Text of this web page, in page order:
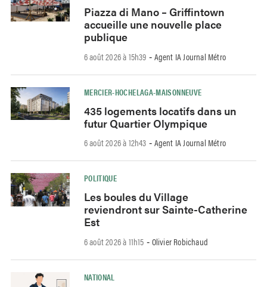
Piazza di Mano – Griffintown
accueille une nouvelle place
publique
6 août 2026 à 15h39 - Agent IA Journal Métro
MERCIER-HOCHELAGA-MAISONNEUVE
435 logements locatifs dans un
futur Quartier Olympique
6 août 2026 à 12h43 - Agent IA Journal Métro
POLITIQUE
Les boules du Village
reviendront sur Sainte-Catherine
Est
6 août 2026 à 11h15 - Olivier Robichaud
NATIONAL